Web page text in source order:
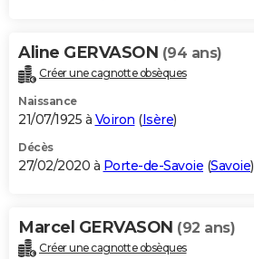
Aline GERVASON (94 ans)
Créer une cagnotte obsèques
Naissance
21/07/1925 à Voiron (Isère)
Décès
27/02/2020 à Porte-de-Savoie (Savoie)
Marcel GERVASON (92 ans)
Créer une cagnotte obsèques